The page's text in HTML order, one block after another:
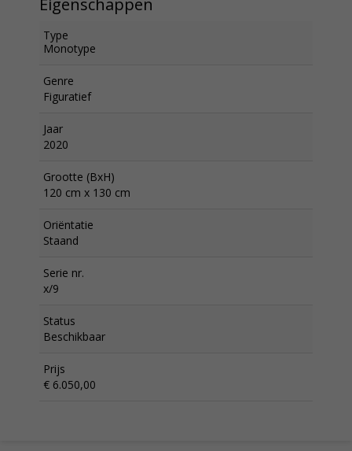
Eigenschappen
Type
Monotype
Genre
Figuratief
Jaar
2020
Grootte (BxH)
120 cm x 130 cm
Oriëntatie
Staand
Serie nr.
x/9
Status
Beschikbaar
Prijs
€ 6.050,00